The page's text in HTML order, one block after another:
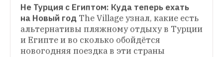
Не Турция с Египтом: Куда теперь ехать
на Новый год The Village узнал, какие есть
альтернативы пляжному отдыху в Турции
и Египте и во сколько обойдётся
новогодняя поездка в эти страны